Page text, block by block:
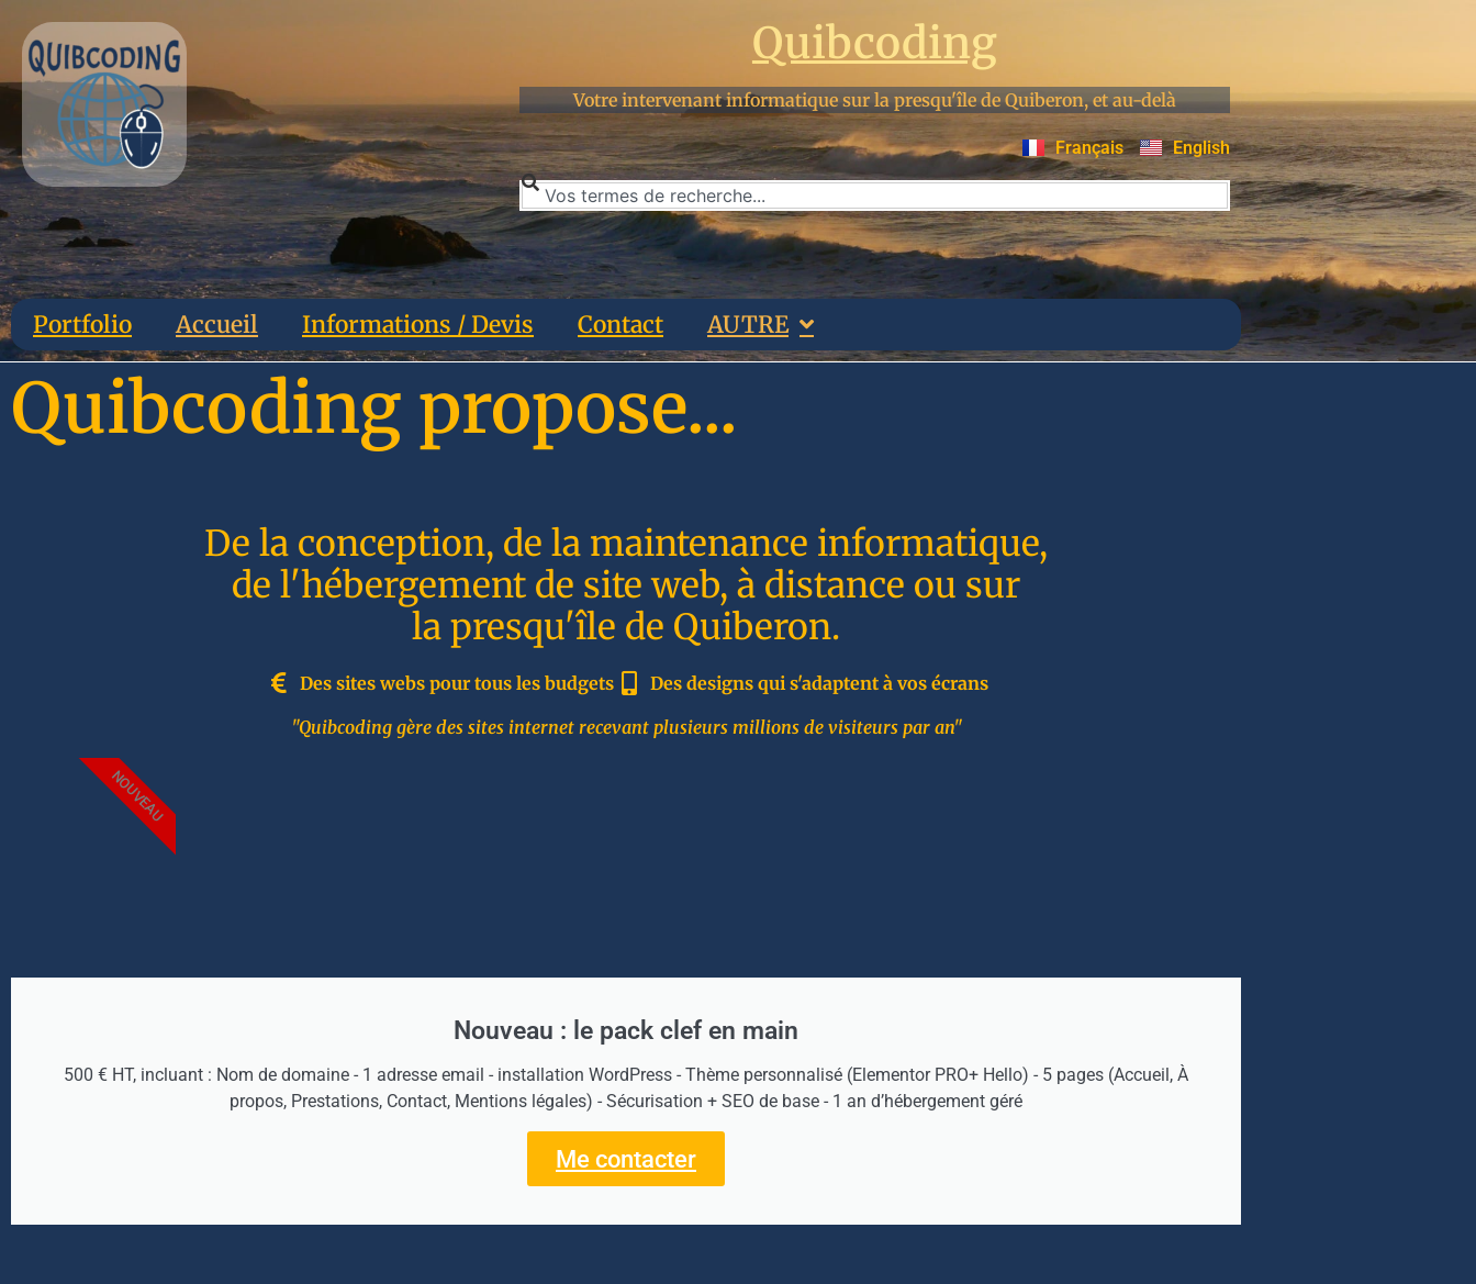
Quibcoding
Votre intervenant informatique sur la presqu'île de Quiberon, et au-delà
Français English
Portfolio Accueil Informations / Devis Contact AUTRE
Quibcoding propose...
De la conception, de la maintenance informatique,
de l'hébergement de site web, à distance ou sur
la presqu'île de Quiberon.
Des sites webs pour tous les budgets
Des designs qui s'adaptent à vos écrans
"Quibcoding gère des sites internet recevant plusieurs millions de visiteurs par an"
Nouveau : le pack clef en main
500 € HT, incluant : Nom de domaine - 1 adresse email - installation WordPress - Thème personnalisé (Elementor PRO+ Hello) - 5 pages (Accueil, À
propos, Prestations, Contact, Mentions légales) - Sécurisation + SEO de base - 1 an d’hébergement géré
Me contacter
NOUVEAU